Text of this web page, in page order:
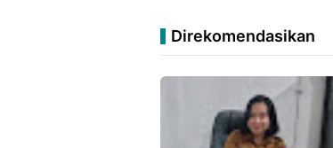
Direkomendasikan